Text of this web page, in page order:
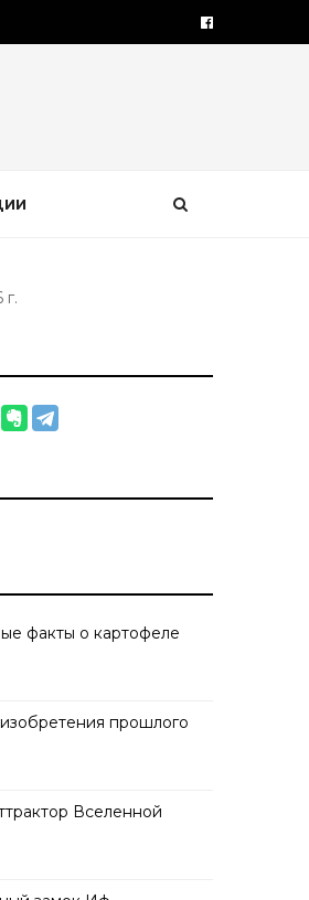
г.
факты о картофеле
прошлого
Вселенной